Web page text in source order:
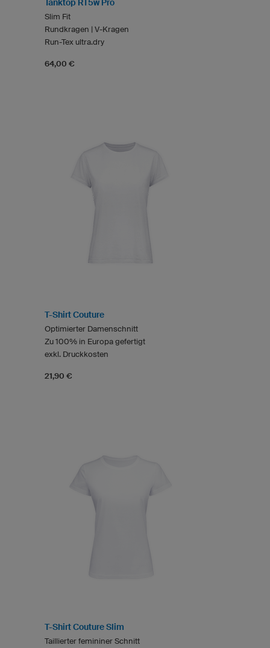
Tanktop RT5w Pro
Slim Fit
Rundkragen | V-Kragen
Run-Tex ultra.dry
64,00 €
T-Shirt Couture
Optimierter Damenschnitt
Zu 100% in Europa gefertigt
exkl. Druckkosten
21,90 €
T-Shirt Couture Slim
Taillierter femininer Schnitt